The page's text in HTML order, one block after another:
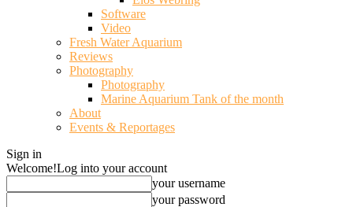
Software
Video
Fresh Water Aquarium
Reviews
Photography
Photography
Marine Aquarium Tank of the month
About
Events & Reportages
Sign in
Welcome!Log into your account
your username
your password